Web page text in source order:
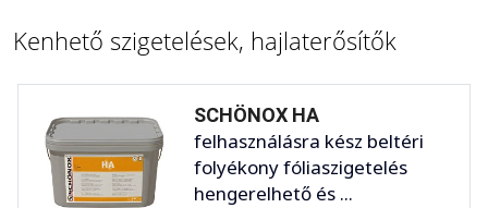
Kenhető szigetelések, hajlaterősítők
SCHÖNOX HA
felhasználásra kész beltéri
folyékony fóliaszigetelés
hengerelhető és ...